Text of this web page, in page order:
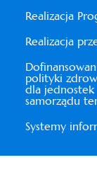
Realizacja
Realizacja
polityki
dla jednostek
samorządu
Systemy